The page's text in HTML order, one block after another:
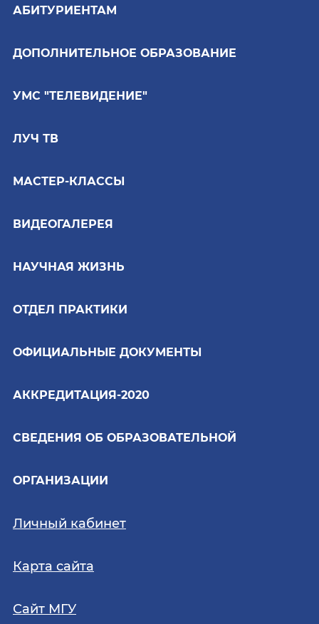
АБИТУРИЕНТАМ
ДОПОЛНИТЕЛЬНОЕ ОБРАЗОВАНИЕ
УМС "ТЕЛЕВИДЕНИЕ"
ЛУЧ ТВ
МАСТЕР-КЛАССЫ
ВИДЕОГАЛЕРЕЯ
НАУЧНАЯ ЖИЗНЬ
ОТДЕЛ ПРАКТИКИ
ОФИЦИАЛЬНЫЕ ДОКУМЕНТЫ
АККРЕДИТАЦИЯ-2020
СВЕДЕНИЯ ОБ ОБРАЗОВАТЕЛЬНОЙ
ОРГАНИЗАЦИИ
Личный кабинет
Карта сайта
Сайт МГУ